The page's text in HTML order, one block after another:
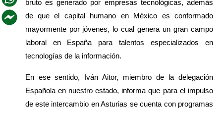
bruto es generado por empresas tecnológicas, además
de que el capital humano en México es conformado
mayormente por jóvenes, lo cual genera un gran campo
laboral en España para talentos especializados en
tecnologías de la información.
En ese sentido, Iván Aitor, miembro de la delegación
Española en nuestro estado, informa que para el impulso
de este intercambio en Asturias se cuenta con programas